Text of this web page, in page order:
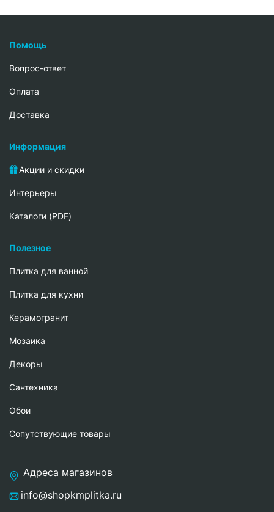
Помощь
Вопрос-ответ
Oплата
Доставка
Информация
Акции и скидки
Интерьеры
Каталоги (PDF)
Полезное
Плитка для ванной
Плитка для кухни
Керамогранит
Мозаика
Декоры
Сантехника
Обои
Сопутствующие товары
Адреса магазинов
info@shopkmplitka.ru